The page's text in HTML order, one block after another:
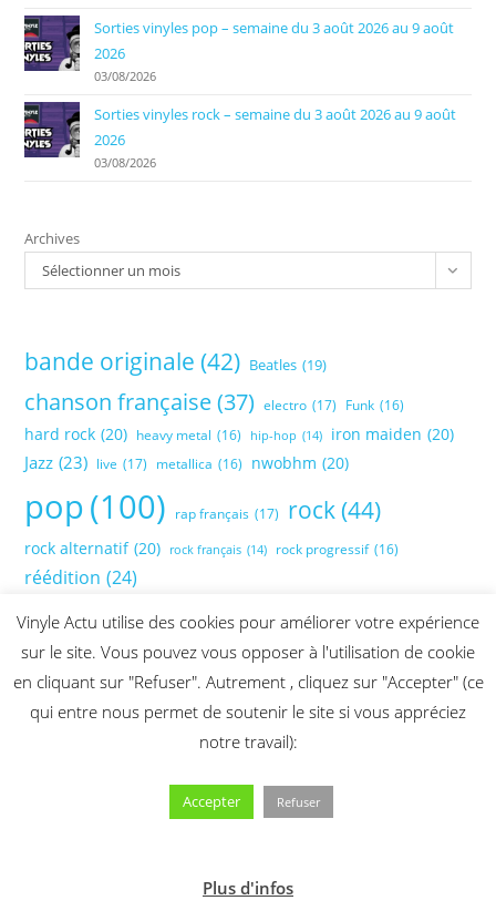
Sorties vinyles pop – semaine du 3 août 2026 au 9 août
2026
03/08/2026
Sorties vinyles rock – semaine du 3 août 2026 au 9 août
2026
03/08/2026
Archives
Sélectionner un mois
bande originale (42) Beatles (19)
chanson française (37) electro (17) Funk (16)
hard rock (20) heavy metal (16) hip-hop (14) iron maiden (20)
Jazz (23) live (17) metallica (16) nwobhm (20)
pop(100) rap français (17) rock(44)
rock alternatif (20) rock français (14) rock progressif (16)
réédition (24)
Vinyle Actu utilise des cookies pour améliorer votre expérience
sur le site. Vous pouvez vous opposer à l'utilisation de cookie
en cliquant sur "Refuser". Autrement , cliquez sur "Accepter" (ce
qui entre nous permet de soutenir le site si vous appréciez
notre travail):
Accepter Refuser
Plus d'infos